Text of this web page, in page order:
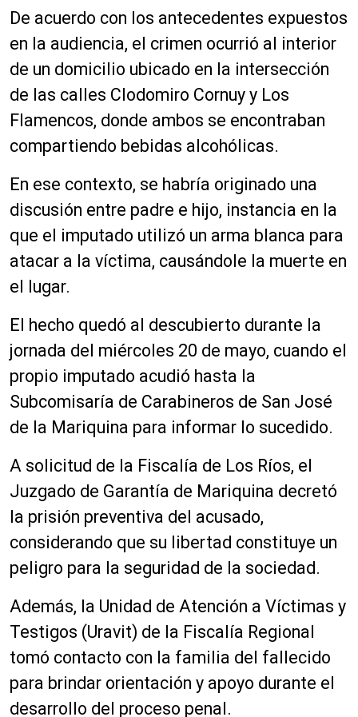
De acuerdo con los antecedentes expuestos
en la audiencia, el crimen ocurrió al interior
de un domicilio ubicado en la intersección
de las calles Clodomiro Cornuy y Los
Flamencos, donde ambos se encontraban
compartiendo bebidas alcohólicas.
En ese contexto, se habría originado una
discusión entre padre e hijo, instancia en la
que el imputado utilizó un arma blanca para
atacar a la víctima, causándole la muerte en
el lugar.
El hecho quedó al descubierto durante la
jornada del miércoles 20 de mayo, cuando el
propio imputado acudió hasta la
Subcomisaría de Carabineros de San José
de la Mariquina para informar lo sucedido.
A solicitud de la Fiscalía de Los Ríos, el
Juzgado de Garantía de Mariquina decretó
la prisión preventiva del acusado,
considerando que su libertad constituye un
peligro para la seguridad de la sociedad.
Además, la Unidad de Atención a Víctimas y
Testigos (Uravit) de la Fiscalía Regional
tomó contacto con la familia del fallecido
para brindar orientación y apoyo durante el
desarrollo del proceso penal.